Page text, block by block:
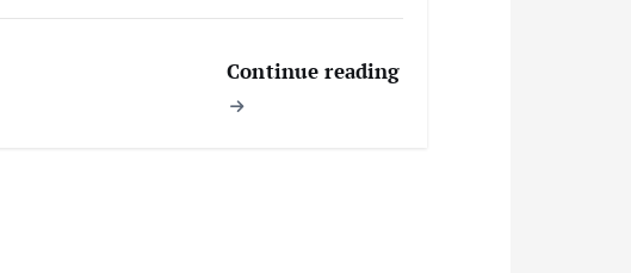
Continue reading